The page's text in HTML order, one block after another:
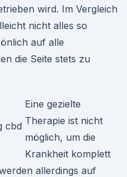
wird. Im Vergleich
nicht alles so
auf alle
die Seite stets zu
Eine gezielte
Therapie ist nicht
möglich, um die
Krankheit komplett
allerdings auf